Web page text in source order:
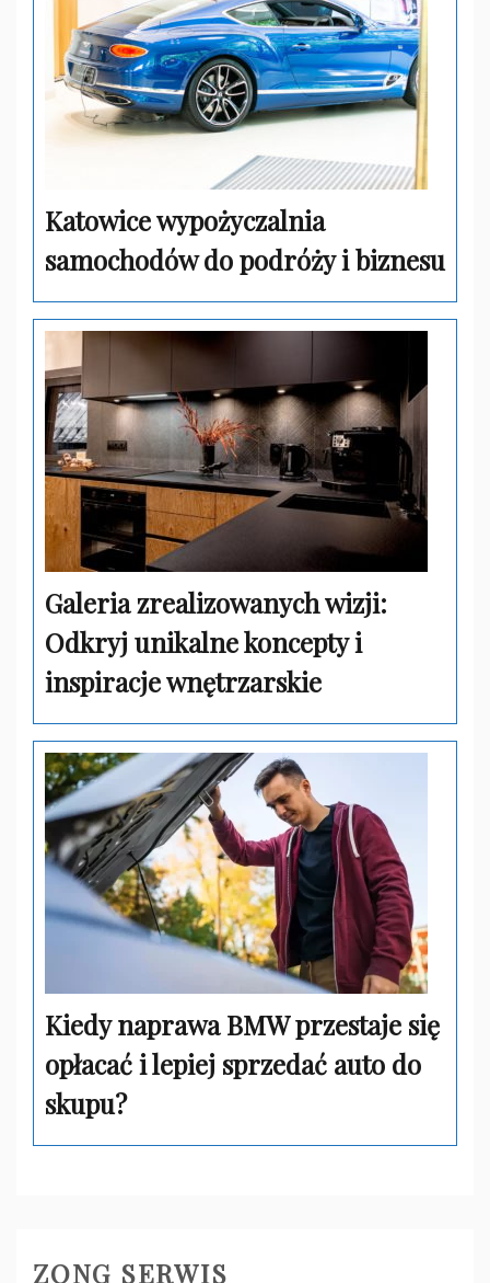
Katowice wypożyczalnia
samochodów do podróży i biznesu
Galeria zrealizowanych wizji:
Odkryj unikalne koncepty i
inspiracje wnętrzarskie
Kiedy naprawa BMW przestaje się
opłacać i lepiej sprzedać auto do
skupu?
ZONG SERWIS